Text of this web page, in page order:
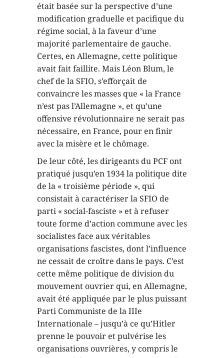
était basée sur la perspective d’une
modification graduelle et pacifique du
régime social, à la faveur d’une
majorité parlementaire de gauche.
Certes, en Allemagne, cette politique
avait fait faillite. Mais Léon Blum, le
chef de la SFIO, s’efforçait de
convaincre les masses que « la France
n’est pas l’Allemagne », et qu’une
offensive révolutionnaire ne serait pas
nécessaire, en France, pour en finir
avec la misère et le chômage.
De leur côté, les dirigeants du PCF ont
pratiqué jusqu’en 1934 la politique dite
de la « troisième période », qui
consistait à caractériser la SFIO de
parti « social-fasciste » et à refuser
toute forme d’action commune avec les
socialistes face aux véritables
organisations fascistes, dont l’influence
ne cessait de croître dans le pays. C’est
cette même politique de division du
mouvement ouvrier qui, en Allemagne,
avait été appliquée par le plus puissant
Parti Communiste de la IIIe
Internationale – jusqu’à ce qu’Hitler
prenne le pouvoir et pulvérise les
organisations ouvrières, y compris le